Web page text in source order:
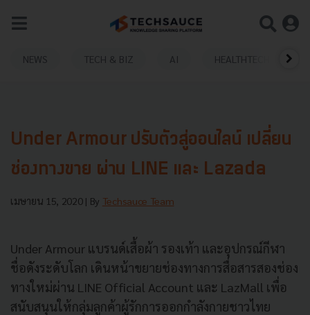
NEWS TECH & BIZ AI HEALTHTECH
Under Armour ปรับตัวสู่ออนไลน์ เปลี่ยน
ช่องทางขาย ผ่าน LINE และ Lazada
เมษายน 15, 2020 | By Techsauce Team
Under Armour แบรนด์เสื้อผ้า รองเท้า และอุปกรณ์กีฬา
ชื่อดังระดับโลก เดินหน้าขยายช่องทางการสื่อสารสองช่อง
ทางใหม่ผ่าน LINE Official Account และ LazMall เพื่อ
สนับสนุนให้กลุ่มลูกค้าผู้รักการออกกำลังกายชาวไทย